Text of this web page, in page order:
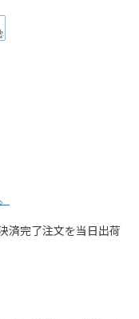
済完了注文を当日出荷